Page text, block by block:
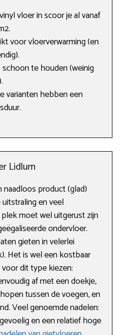
vloer in scoor je al vanaf
voor vloerverwarming (en
te houden (weinig
varianten hebben een
Lidlum
naadloos product (glad)
en veel
moet wel uitgerust zijn
ondervloer.
gieten in velerlei
Het is wel een kostbaar
dit type kiezen:
af met een doekje,
tussen de voegen, en
Veel genoemde nadelen:
en een relatief hoge